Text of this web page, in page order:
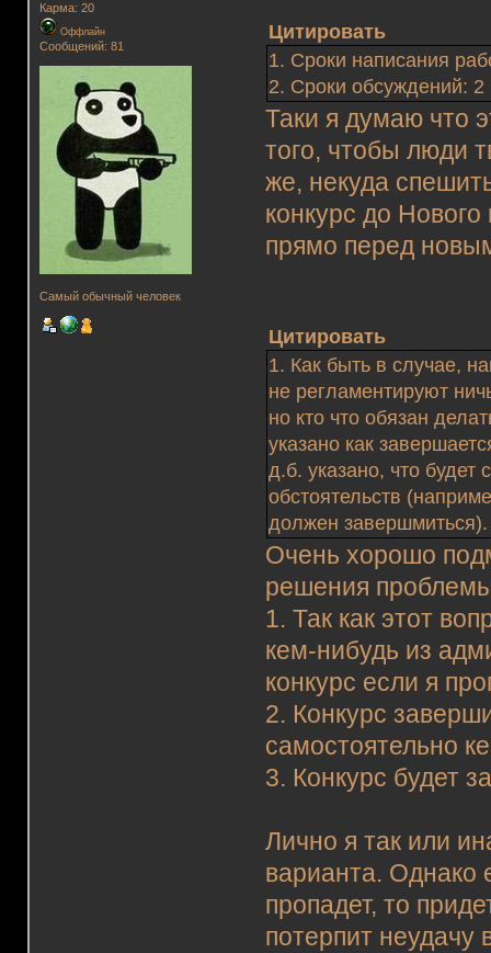
Карма: 20
Оффлайн
Сообщений: 81
Самый обычный человек
Цитировать
1. Сроки написания
2. Сроки обсуждений: 2
Таки я думаю что
того, чтобы люди
же, некуда
конкурс до Нового
прямо перед
Цитировать
1. Как быть в случае,
не регламентируют
но кто что обязан
указано как
д.б. указано, что
обстоятельств
должен завершмиться).
Очень хорошо
решения
1. Так как этот
кем-нибудь из
конкурс если я
2. Конкурс
самостоятельно
3. Конкурс будет
Лично я так или
варианта. Однако
пропадет, то
потерпит неудачу